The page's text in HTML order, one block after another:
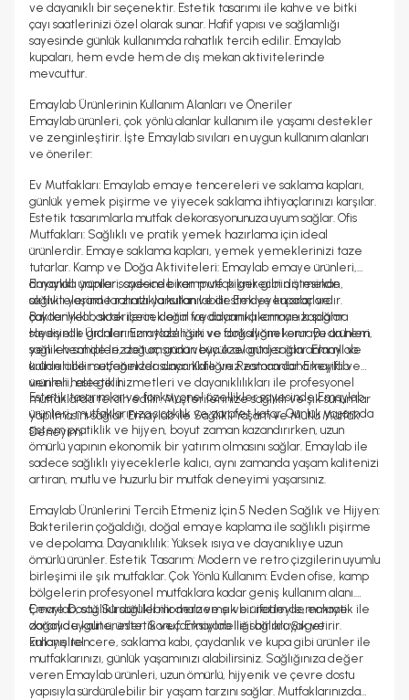
ve dayanıklı bir seçenektir. Estetik tasarımı ile kahve ve bitki
çayı saatlerinizi özel olarak sunar. Hafif yapısı ve sağlamlığı
sayesinde günlük kullanımda rahatlık tercih edilir. Emaylab
kupaları, hem evde hem de dış mekan aktivitelerinde
mevcuttur.
Emaylab Ürünlerinin Kullanım Alanları ve Öneriler
Emaylab ürünleri, çok yönlü alanlar kullanım ile yaşamı destekler
ve zenginleştirir. İşte Emaylab sıvıları en uygun kullanım alanları
ve öneriler:
Ev Mutfakları: Emaylab emaye tencereleri ve saklama kapları,
günlük yemek pişirme ve yiyecek saklama ihtiyaçlarınızı karşılar.
Estetik tasarımlarla mutfak dekorasyonunuza uyum sağlar. Ofis
Mutfakları: Sağlıklı ve pratik yemek hazırlama için ideal
ürünlerdir. Emaye saklama kapları, yemek yemeklerinizi taze
tutarlar. Kamp ve Doğa Aktiviteleri: Emaylab emaye ürünleri,
dayanıklı yapılar sayesinde kamp ve piknik gibi dış mekan
aktivitelerinde rahatlıkla kullanılabilir. Emaye kupalar ve
çaydanlıklar, sıcak içeceklerin faydalarını çıkarmanızı sağlar.
Hediyelik Ürünler: Emaylab'ın şık ve fonksiyonel emaye ürünleri,
yeni ev sahipleri, doğum günü veya özel günler için anlamlı ve
kullanılabilir seçenekler sunar. Kafe ve Restoranlar: Emaylab
ürünleri, estetik hizmetleri ve dayanıklılıkları ile profesyonel
mutfaklarda tercih edilir. Müşterilerinize sağlıklı ve şık sunumlar
yapılmasını sağlar. Emaylab ile Sağlıklı Yaşam ve Mutlu Mutfak
Deneyimi
Emaylab ürünleri, sadece birer mutfak gerecinin ötesinde,
sağlıklı yaşam tarzınızı yansıtan ve destekleyen araçlardır.
Bakteriyel bakterilerin, doğal ve dayanıklı emaye kaplama
sayesinde gıdalarınızın tazeliğini ve doğallığını korur. Bu da hem
sağlık hem de lezzet açısından büyük avantaj sağlar. Emaylab
ürünleri ile mutfağınızda dayanıklılığınız zaman daha keyifli ve
verimli hale gelir.
Estetik tasarımlar ve fonksiyonel özellikler sayesinde Emaylab
ürünleri, mutfaklarınıza sıcaklık ve zarafet katar. Günlük yaşamda
sistem pratiklik ve hijyen, boyut zaman kazandırırken, uzun
ömürlü yapının ekonomik bir yatırım olmasını sağlar. Emaylab ile
sadece sağlıklı yiyeceklerle kalıcı, aynı zamanda yaşam kalitenizi
artıran, mutlu ve huzurlu bir mutfak deneyimi yaşarsınız.
Emaylab Ürünlerini Tercih Etmeniz İçin 5 Neden Sağlık ve Hijyen:
Bakterilerin çoğaldığı, doğal emaye kaplama ile sağlıklı pişirme
ve depolama. Dayanıklılık: Yüksek ısıya ve dayanıklıye uzun
ömürlü ürünler. Estetik Tasarım: Modern ve retro çizgilerin uyumlu
birleşimi ile şık mutfaklar. Çok Yönlü Kullanım: Evden ofise, kamp
bölgelerin profesyonel mutfaklara kadar geniş kullanım alanı.
Çevre Dostu: Sürdürülebilir malzeme ve üretim demokratik ile
doğaya uygun ürünler. Sonuç: Emaylab ile sağlıklı, Şık ve
kullanışlıel
Emaylab, sağlıklı sağlıklı modern ve şık bir ifadeyle, emaye
zararlıde kalite, estetik ve fonksiyonelliği bir araya getirir.
Emaye tencere, saklama kabı, çaydanlık ve kupa gibi ürünler ile
mutfaklarınızı, günlük yaşamınızı alabilirsiniz. Sağlığınıza değer
veren Emaylab ürünleri, uzun ömürlü, hijyenik ve çevre dostu
yapısıyla sürdürülebilir bir yaşam tarzını sağlar. Mutfaklarınızda